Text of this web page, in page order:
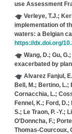
use Assessment
Verleye, T.J.;
implementation of
waters: a Belgian
https://dx.doi.org/
Wang, D.; Gu,
exacerbated by
Alvarez Fanjul,
Bell, M.; Bertino, L.;
Cornacchia, L.;
Fennel, K.; Ford,
S.; Le Traon, P. -Y.;
O’Donncha, F.;
Thomas-Courcoux,